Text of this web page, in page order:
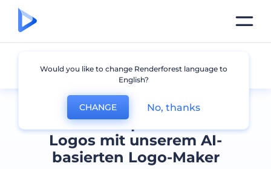
Erstellen Sie professionelle
Logos mit unserem AI-
basierten Logo-Maker
Alle Logos
Would you like to change Renderforest language to
English?
CHANGE No, thanks